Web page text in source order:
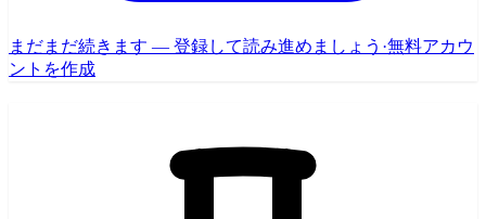
まだまだ続きます — 登録して読み進めましょう ·無料アカウ
ントを作成